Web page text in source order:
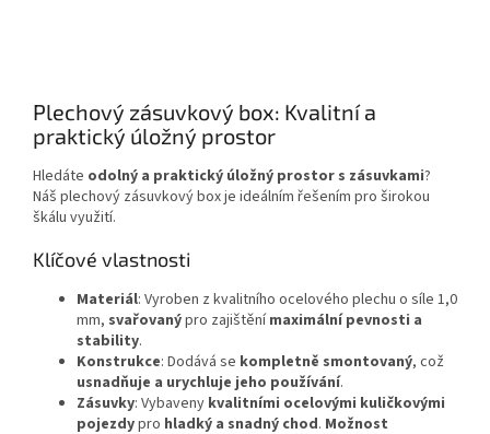
Plechový zásuvkový box: Kvalitní a
praktický úložný prostor
Hledáte odolný a praktický úložný prostor s zásuvkami?
Náš plechový zásuvkový box je ideálním řešením pro širokou
škálu využití.
Klíčové vlastnosti
Materiál: Vyroben z kvalitního ocelového plechu o síle 1,0
mm, svařovanýpro zajištěnímaximální pevnosti a
stability.
Konstrukce: Dodává se kompletně smontovaný, což
usnadňuje a urychluje jeho používání.
Zásuvky: Vybaveny kvalitními ocelovými kuličkovými
pojezdypro hladký a snadný chod. Možnost